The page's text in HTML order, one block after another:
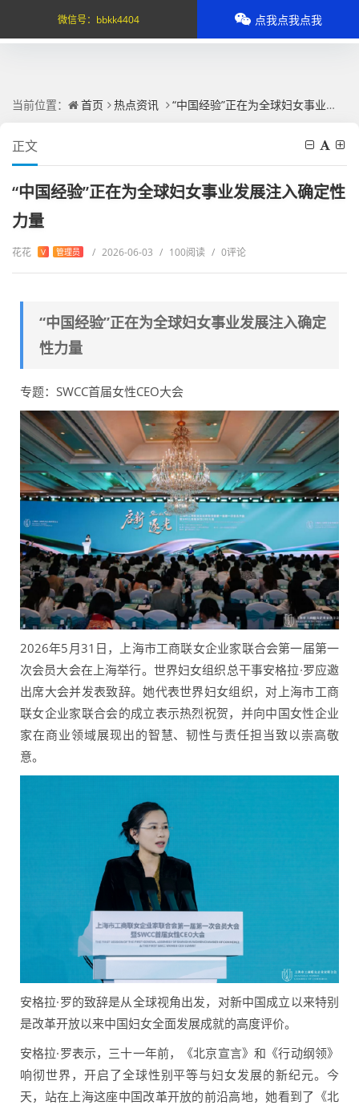
当前位置： 首页 热点资讯 “中国经验”正在为全球妇女事业发展注入确定性力量
正文
“中国经验”正在为全球妇女事业发展注入确定性
力量
花花 V 管理员 / 2026-06-03 / 100阅读 / 0评论
“中国经验”正在为全球妇女事业发展注入确定
性力量
专题：SWCC首届女性CEO大会
2026年5月31日，上海市工商联女企业家联合会第一届第一
次会员大会在上海举行。世界妇女组织总干事安格拉·罗应邀
出席大会并发表致辞。她代表世界妇女组织，对上海市工商
联女企业家联合会的成立表示热烈祝贺，并向中国女性企业
家在商业领域展现出的智慧、韧性与责任担当致以崇高敬
意。
安格拉·罗的致辞是从全球视角出发，对新中国成立以来特别
是改革开放以来中国妇女全面发展成就的高度评价。
安格拉·罗表示，三十一年前，《北京宣言》和《行动纲领》
响彻世界，开启了全球性别平等与妇女发展的新纪元。今
天，站在上海这座中国改革开放的前沿高地，她看到了《北
微信号： bbkk4404 点我点我点我